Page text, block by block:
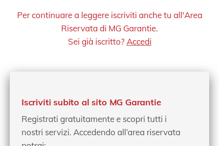
Per continuare a leggere iscriviti anche tu all'Area
Riservata di MG Garantie.
Sei già iscritto? Accedi
Iscriviti subito al sito MG Garantie
Registrati gratuitamente e scopri tutti i
nostri servizi. Accedendo all’area riservata